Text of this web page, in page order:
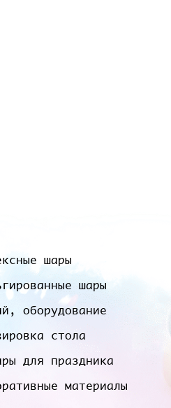
шары
шары
оборудование
стола
для праздника
материалы